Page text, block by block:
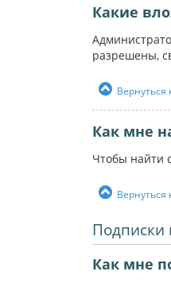
Какие
разрешены,
Вернуться
Как мне
Чтобы найти
Вернуться
Подписки
Как мне